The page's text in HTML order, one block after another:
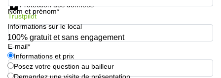
Salles
de
réunion
Genève
Salle de
réunion
Lausanne
Genève
Quai
de l’Ile
13
Genève
Nom et prénom*
E-mail*
Protection des données
Trustpilot
Informations sur le local
100% gratuit et sans engagement
Informations et prix
Posez votre question au bailleur